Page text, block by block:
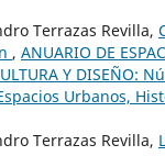
Terrazas Revilla,
, ANUARIO DE
Y DISEÑO:
Urbanos,
Terrazas Revilla,